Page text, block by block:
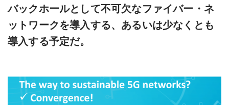
バックホールとして不可欠なファイバー・ネ
ットワークを導入する、あるいは少なくとも
導入する予定だ。